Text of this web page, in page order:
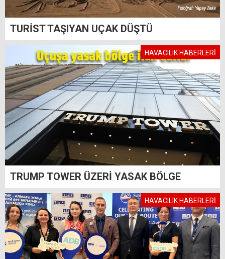
TURİST TAŞIYAN UÇAK DÜŞTÜ
HAVACILIK HABERLERİ
TRUMP TOWER ÜZERİ YASAK BÖLGE
HAVACILIK HABERLERİ